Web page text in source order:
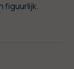
figuurlijk.